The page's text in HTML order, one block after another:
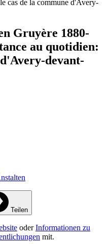
cas de la commune d'Avery-
Gruyère 1880-
au quotidien:
devant-
Teilen
oderInformationen zu
mit.